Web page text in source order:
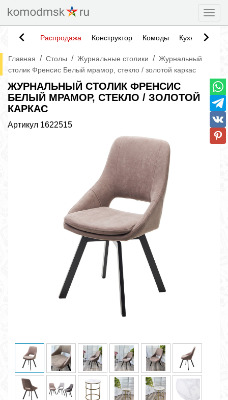
Распродажа Конструктор Комоды Кухни
Главная / Столы / Журнальные столики / Журнальный
столик Френсис Белый мрамор, стекло / золотой каркас
ЖУРНАЛЬНЫЙ СТОЛИК ФРЕНСИС
БЕЛЫЙ МРАМОР, СТЕКЛО / ЗОЛОТОЙ
КАРКАС
Артикул 1622515